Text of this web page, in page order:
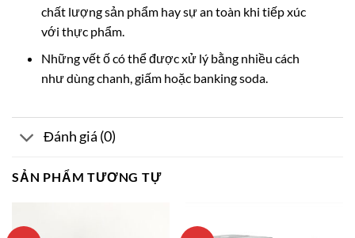
chất lượng sản phẩm hay sự an toàn khi tiếp xúc
với thực phẩm.
Những vết ố có thể được xử lý bằng nhiều cách
như dùng chanh, giấm hoặc banking soda.
Đánh giá (0)
SẢN PHẨM TƯƠNG TỰ